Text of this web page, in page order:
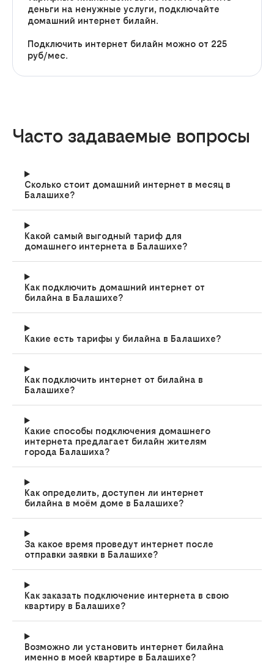
деньги на ненужные услуги, подключайте
домашний интернет билайн.
Подключить интернет билайн можно от 225
руб/мес.
Часто задаваемые вопросы
Сколько стоит домашний интернет в месяц в
Балашихе?
Какой самый выгодный тариф для
домашнего интернета в Балашихе?
Как подключить домашний интернет от
билайна в Балашихе?
Какие есть тарифы у билайна в Балашихе?
Как подключить интернет от билайна в
Балашихе?
Какие способы подключения домашнего
интернета предлагает билайн жителям
города Балашиха?
Как определить, доступен ли интернет
билайна в моём доме в Балашихе?
За какое время проведут интернет после
отправки заявки в Балашихе?
Как заказать подключение интернета в свою
квартиру в Балашихе?
Возможно ли установить интернет билайна
именно в моей квартире в Балашихе?